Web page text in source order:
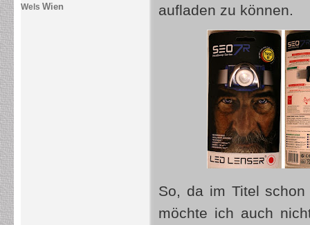
Wels Wien
aufladen zu können.
So, da im Titel
möchte ich auch